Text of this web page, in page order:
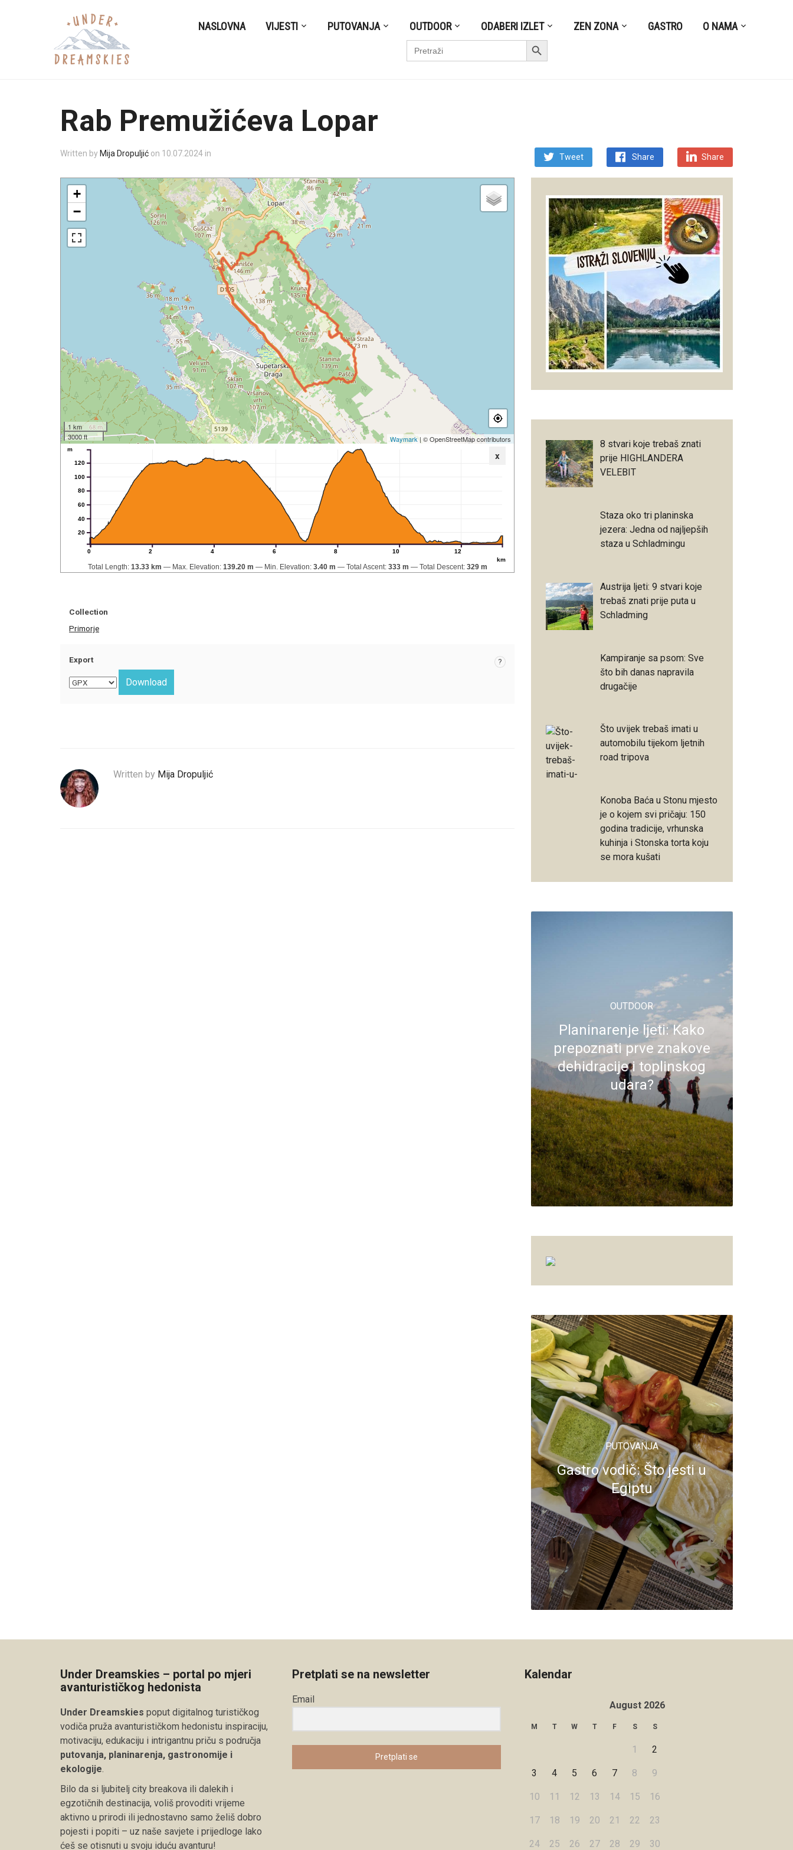
NASLOVNA VIJESTI PUTOVANJA OUTDOOR ODABERI IZLET ZEN ZONA GASTRO O NAMA
Search
for:
Search Button
Rab Premužićeva Lopar
Tweet Share Share
Written by Mija Dropuljić on 10.07.2024 in
+
−
1 km
3000 ft
Waymark| © OpenStreetMap contributors
x
0 2 4 6 8 10 12
km
20
40
60
80
100
120
m
Total Length: 13.33 km Max. Elevation: 139.20 m Min. Elevation: 3.40 m Total Ascent: 333 m Total Descent: 329 m
Collection
Primorje
?
Export
Written by Mija Dropuljić
8 stvari koje trebaš znati
prije HIGHLANDERA
VELEBIT
Staza oko tri planinska
jezera: Jedna od najljepših
staza u Schladmingu
Austrija ljeti: 9 stvari koje
trebaš znati prije puta u
Schladming
Kampiranje sa psom: Sve
što bih danas napravila
drugačije
Što uvijek trebaš imati u
automobilu tijekom ljetnih
road tripova
Konoba Baća u Stonu mjesto
je o kojem svi pričaju: 150
godina tradicije, vrhunska
kuhinja i Stonska torta koju
se mora kušati
OUTDOOR
Planinarenje ljeti: Kako
prepoznati prve znakove
dehidracije i toplinskog
udara?
PUTOVANJA
Gastro vodič: Što jesti u
Egiptu
Under Dreamskies – portal po mjeri
avanturističkog hedonista
Under Dreamskies poput digitalnog turističkog
vodiča pruža avanturističkom hedonistu inspiraciju,
motivaciju, edukaciju i intrigantnu priču s područja
putovanja, planinarenja, gastronomije i
ekologije.
Bilo da si ljubitelj city breakova ili dalekih i
egzotičnih destinacija, voliš provoditi vrijeme
aktivno u prirodi ili jednostavno samo želiš dobro
pojesti i popiti – uz naše savjete i prijedloge lako
ćeš se otisnuti u svoju iduću avanturu!
Pretplati se na newsletter
Email
Pretplati se
Kalendar
August 2026
M T W T F S S
1 2
3 4 5 6 7 8 9
10 11 12 13 14 15 16
17 18 19 20 21 22 23
24 25 26 27 28 29 30